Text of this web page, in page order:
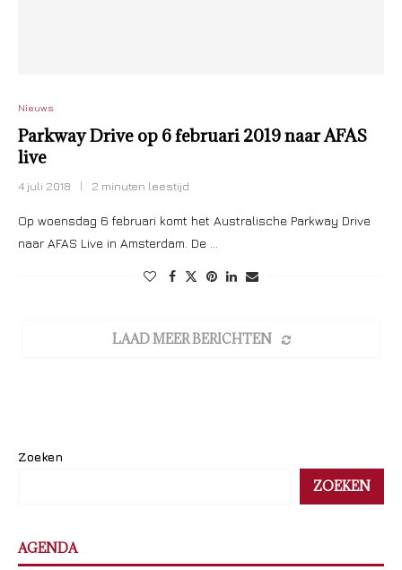
Nieuws
Parkway Drive op 6 februari 2019 naar AFAS
live
4 juli 2018 2 minuten leestijd
Op woensdag 6 februari komt het Australische Parkway Drive
naar AFAS Live in Amsterdam. De …
LAAD MEER BERICHTEN
Zoeken
ZOEKEN
AGENDA